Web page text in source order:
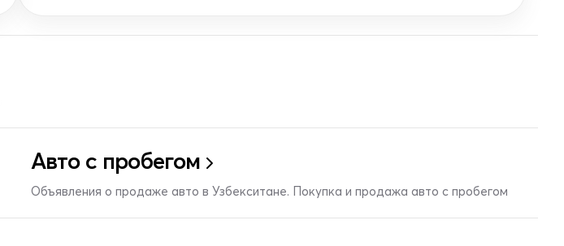
Авто с пробегом
Объявления о продаже авто в Узбекситане. Покупка и продажа авто с пробегом